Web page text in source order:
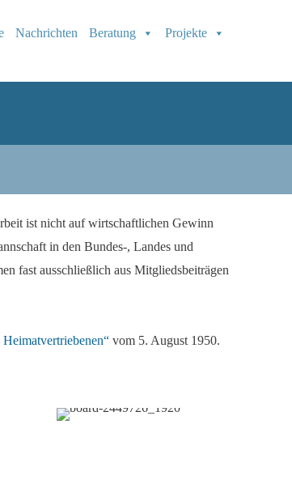
Nachrichten Beratung Projekte
ist nicht auf wirtschaftlichen Gewinn
in den Bundes-, Landes und
fast ausschließlich aus Mitgliedsbeiträgen
vom 5. August 1950.